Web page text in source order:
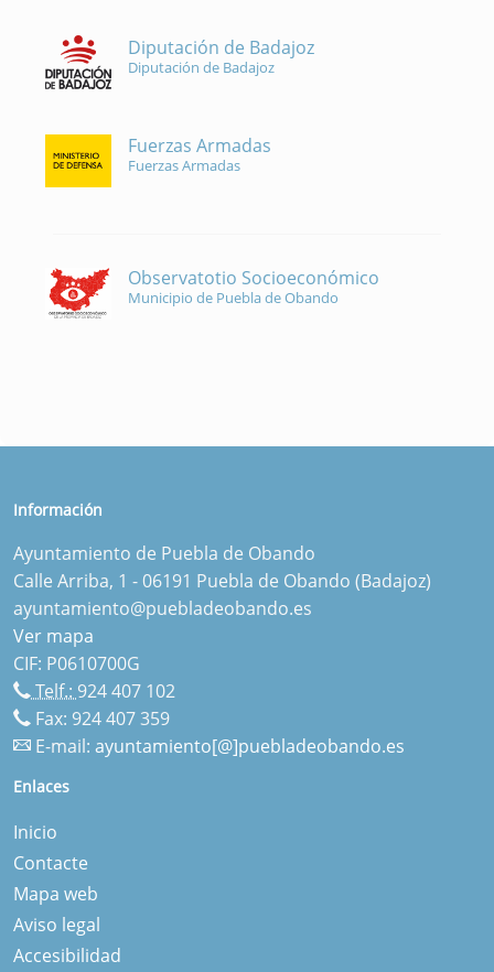
Diputación de Badajoz
Diputación de Badajoz
Fuerzas Armadas
Fuerzas Armadas
Observatotio Socioeconómico
Municipio de Puebla de Obando
Información
Ayuntamiento de Puebla de Obando
Calle Arriba, 1 - 06191 Puebla de Obando (Badajoz)
ayuntamiento@puebladeobando.es
Ver mapa
CIF: P0610700G
Telf.: 924 407 102
Fax: 924 407 359
E-mail: ayuntamiento[@]puebladeobando.es
Enlaces
Inicio
Contacte
Mapa web
Aviso legal
Accesibilidad